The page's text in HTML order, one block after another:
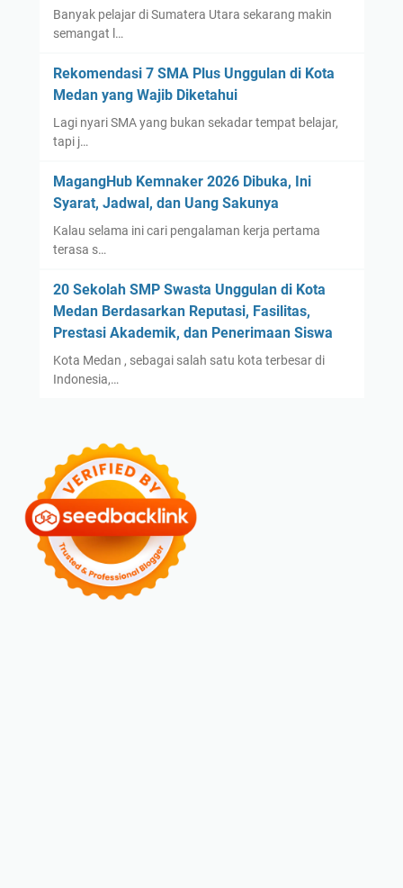
Banyak pelajar di Sumatera Utara sekarang makin
semangat l…
Rekomendasi 7 SMA Plus Unggulan di Kota
Medan yang Wajib Diketahui
Lagi nyari SMA yang bukan sekadar tempat belajar,
tapi j…
MagangHub Kemnaker 2026 Dibuka, Ini
Syarat, Jadwal, dan Uang Sakunya
Kalau selama ini cari pengalaman kerja pertama
terasa s…
20 Sekolah SMP Swasta Unggulan di Kota
Medan Berdasarkan Reputasi, Fasilitas,
Prestasi Akademik, dan Penerimaan Siswa
Kota Medan , sebagai salah satu kota terbesar di
Indonesia,…